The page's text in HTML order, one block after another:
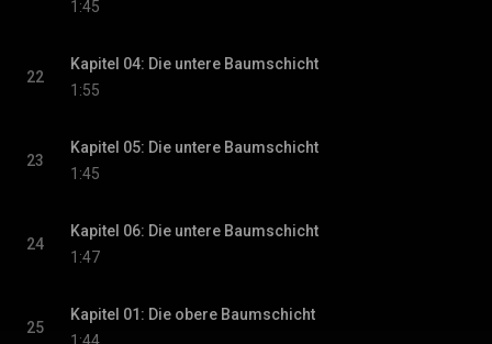
1:45
22
Kapitel 04: Die untere Baumschicht
1:55
23
Kapitel 05: Die untere Baumschicht
1:45
24
Kapitel 06: Die untere Baumschicht
1:47
25
Kapitel 01: Die obere Baumschicht